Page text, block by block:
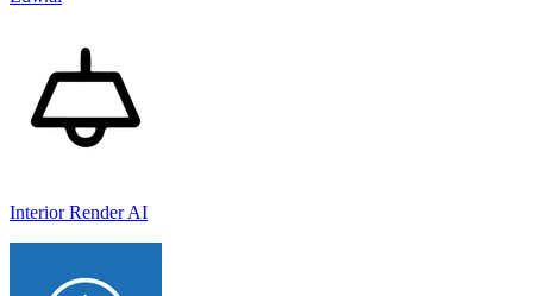
Interior Render AI